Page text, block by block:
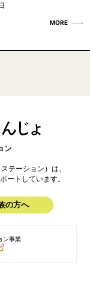
MORE
テーション）は、
ートしています。
の方へ
ン事業